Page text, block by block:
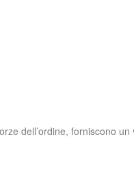
dell’ordine, forniscono